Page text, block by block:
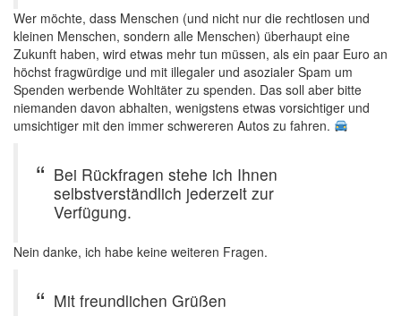
Wer möchte, dass Menschen (und nicht nur die rechtlosen und
kleinen Menschen, sondern alle Menschen) überhaupt eine
Zukunft haben, wird etwas mehr tun müssen, als ein paar Euro an
höchst fragwürdige und mit illegaler und asozialer Spam um
Spenden werbende Wohltäter zu spenden. Das soll aber bitte
niemanden davon abhalten, wenigstens etwas vorsichtiger und
umsichtiger mit den immer schwereren Autos zu fahren.
Bei Rückfragen stehe ich Ihnen
selbstverständlich jederzeit zur
Verfügung.
Nein danke, ich habe keine weiteren Fragen.
Mit freundlichen Grüßen